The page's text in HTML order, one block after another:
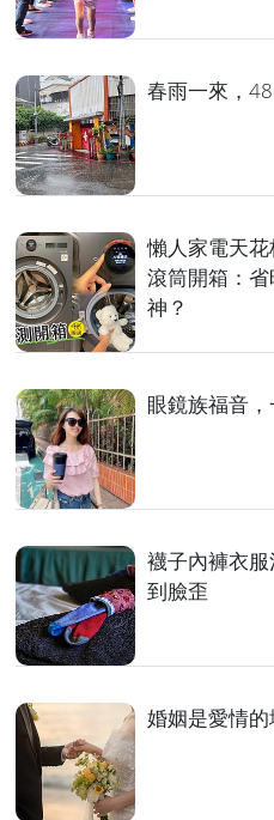
春雨一來，
懶人家電天
滾筒開箱：
神？
眼鏡族福音
襪子內褲衣
到臉歪
婚姻是愛情